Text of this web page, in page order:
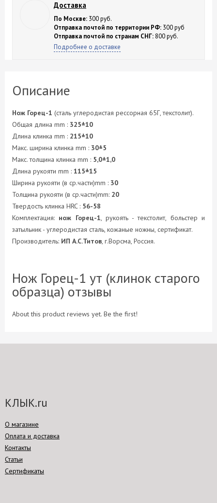
Доставка
По Москве: 300 руб.
Отправка почтой по территории РФ: 300 руб
Отправка почтой по странам СНГ: 800 руб.
Подробнее о доставке
Описание
Нож Горец-1 (сталь углеродистая рессорная 65Г, текстолит).
Общая длина mm : 325±10
Длина клинка mm : 215±10
Макс. ширина клинка mm : 30±5
Макс. толщина клинка mm : 5,0±1,0
Длина рукояти mm : 115±15
Ширина рукояти (в ср.части)mm : 30
Толщина рукояти (в ср.части)mm: 20
Твердость клинка HRC : 56-58
Комплектация: нож Горец-1, рукоять - текстолит, больстер и
затыльник - углеродистая сталь, кожаные ножны, сертификат.
Производитель: ИП А.С.Титов, г.Ворсма, Россия.
Нож Горец-1 ут (клинок старого
образца) отзывы
About this product reviews yet. Be the first!
КЛЫК.ru
О магазине
Оплата и доставка
Контакты
Статьи
Сертификаты